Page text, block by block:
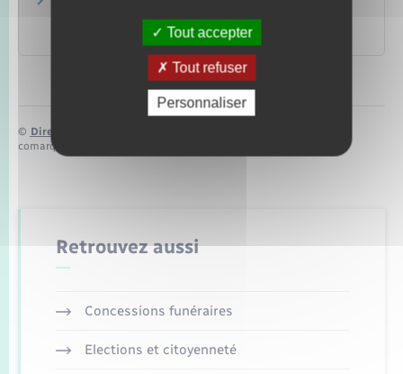
Institut national de la consommation (INC)
© Direction de l’information légale et administrative
comarquage developpé par
Retrouvez aussi
Concessions funéraires
Elections et citoyenneté
Tout accepter
Tout refuser
Personnaliser